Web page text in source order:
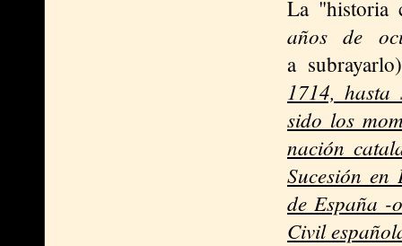
La "historia
años de
a subrayarlo)
1714, hasta
sido los
nación
Sucesión
de España -
Civil